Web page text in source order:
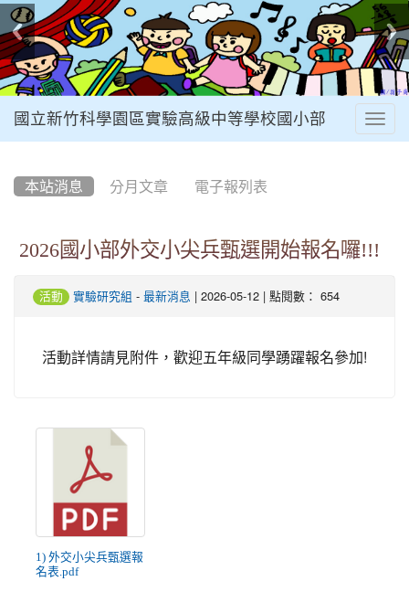
國立新竹科學園區實驗高級中等學校國小部
本站消息 分月文章 電子報列表
2026國小部外交小尖兵甄選開始報名囉!!!
活動 實驗研究組 - 最新消息 | 2026-05-12 | 點閱數： 654
活動詳情請見附件，歡迎五年級同學踴躍報名參加!
1) 外交小尖兵甄選報
名表.pdf